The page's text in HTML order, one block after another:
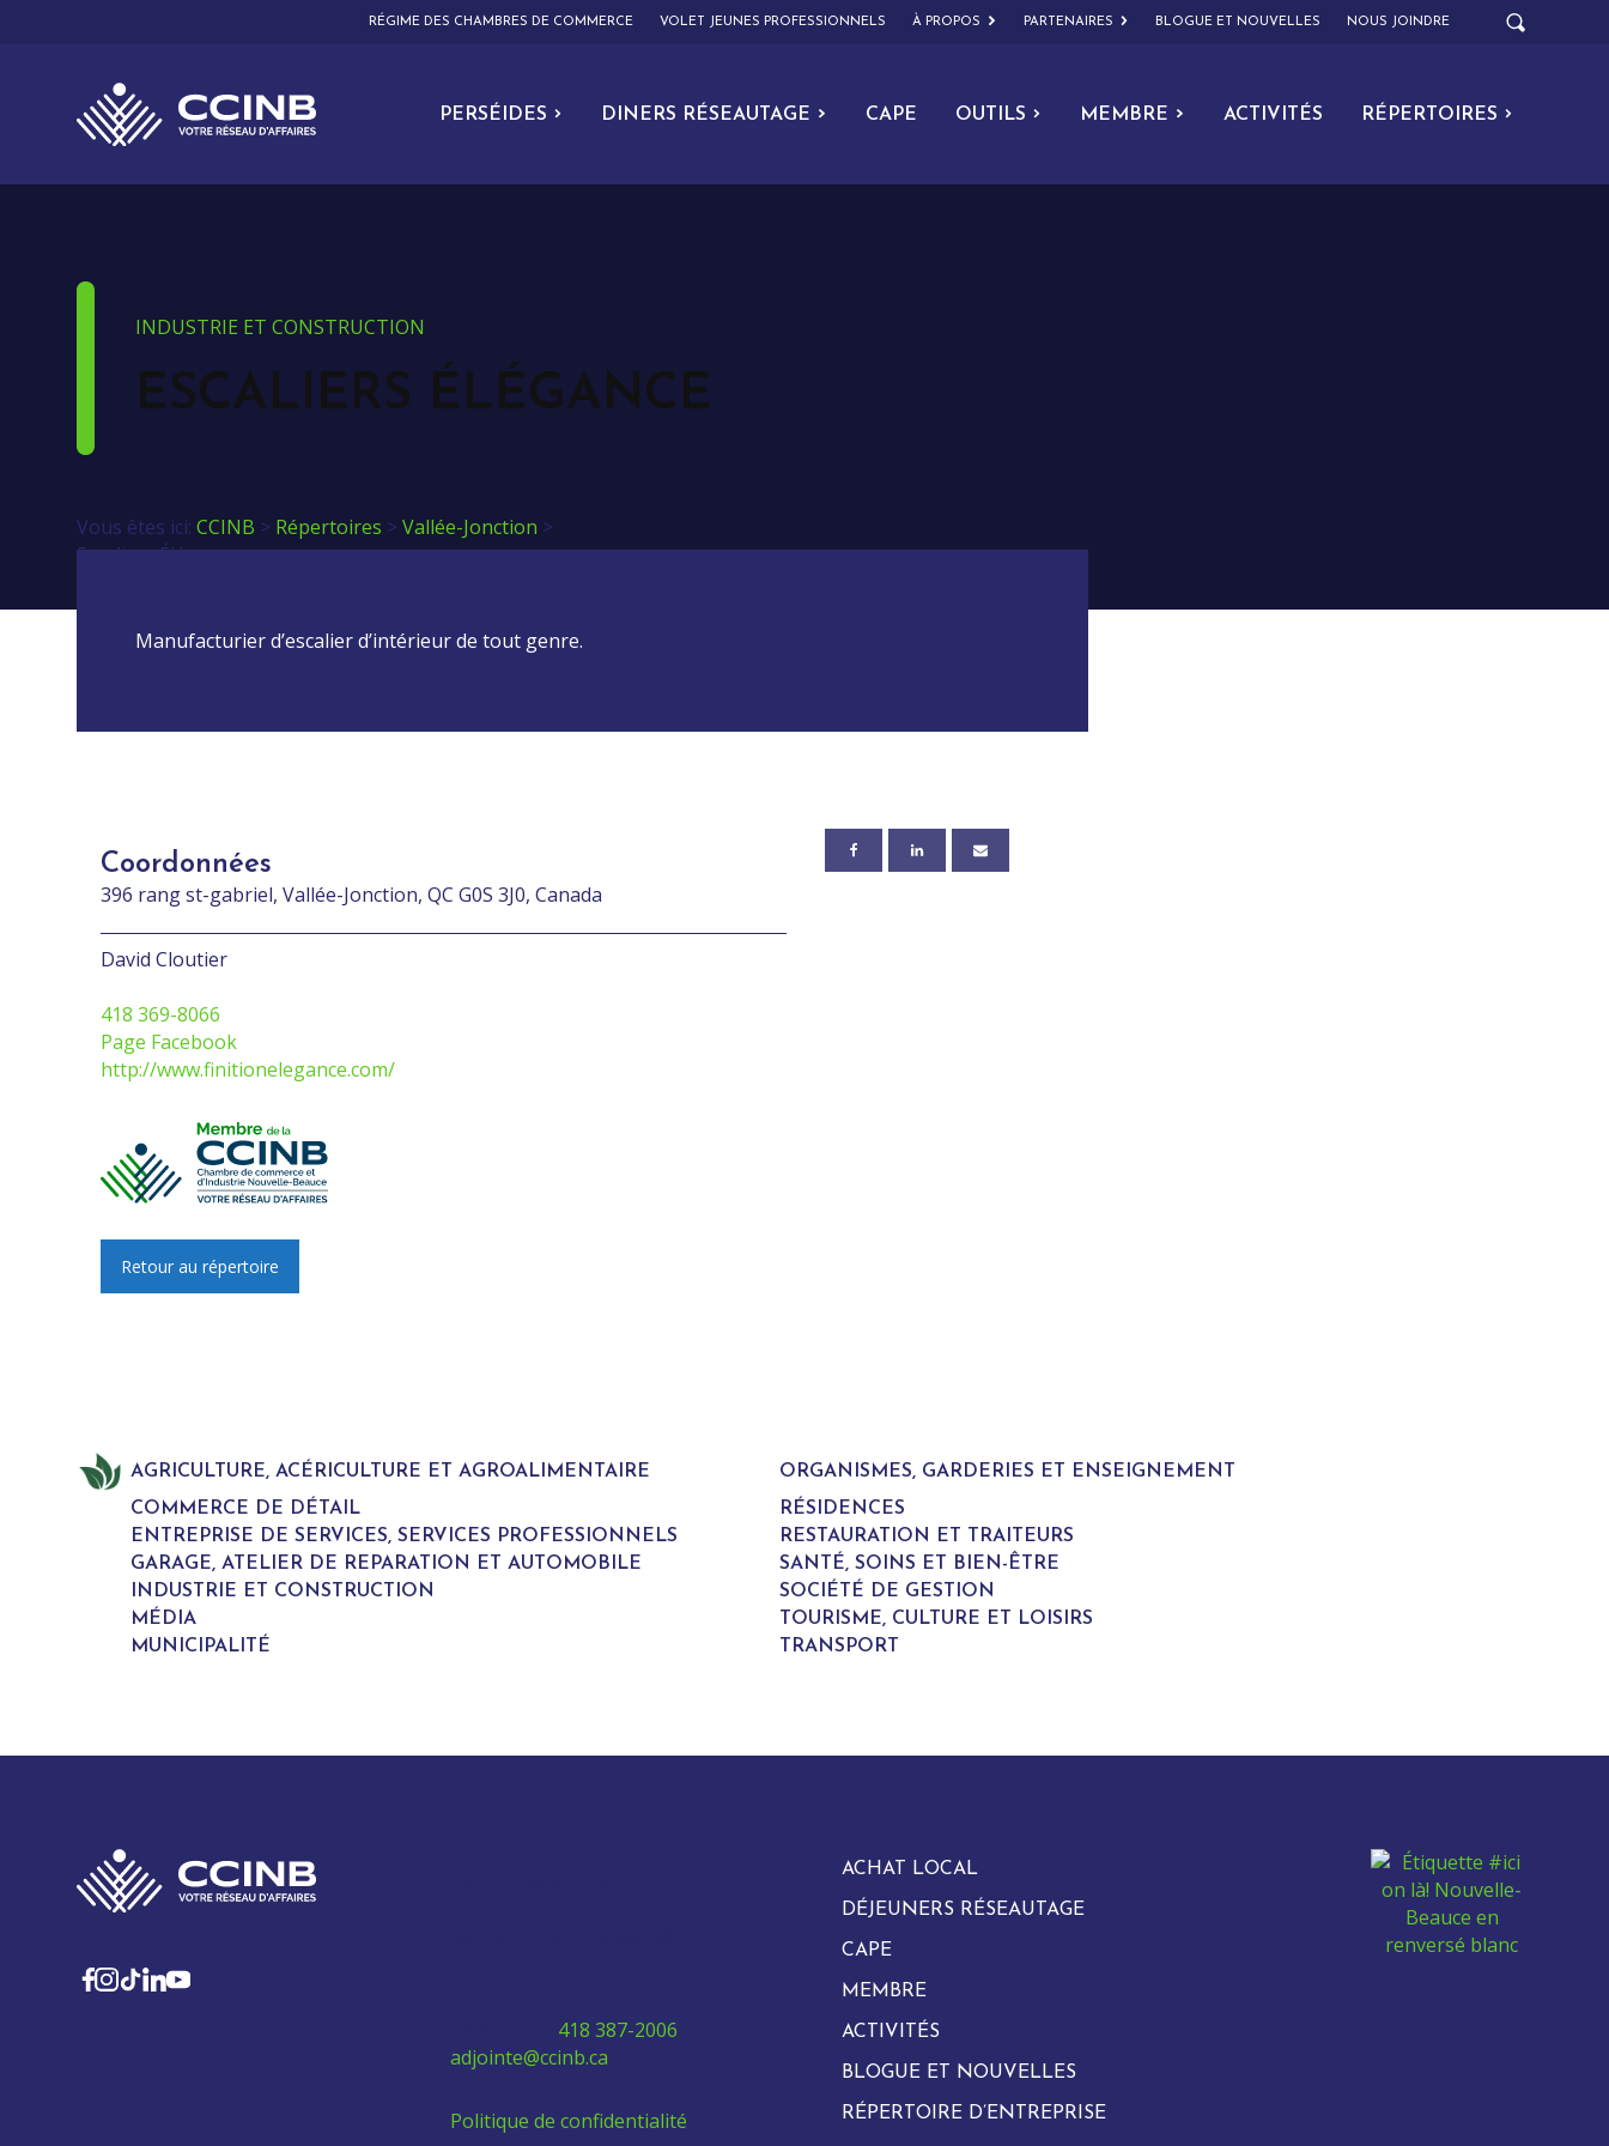
RÉGIME DES CHAMBRES DE COMMERCE VOLET JEUNES PROFESSIONNELS À PROPOS PARTENAIRES BLOGUE ET NOUVELLES NOUS JOINDRE
PERSÉIDES DINERS RÉSEAUTAGE CAPE OUTILS MEMBRE ACTIVITÉS RÉPERTOIRES
INDUSTRIE ET CONSTRUCTION
ESCALIERS ÉLÉGANCE
Vous êtes ici: CCINB > Répertoires > Vallée-Jonction >
Escaliers Élégance
Manufacturier d’escalier d’intérieur de tout genre.
Coordonnées
396 rang st-gabriel, Vallée-Jonction, QC G0S 3J0, Canada
David Cloutier
418 369-8066
Page Facebook
http://www.finitionelegance.com/
Retour au répertoire
AGRICULTURE, ACÉRICULTURE ET AGROALIMENTAIRE
ORGANISMES, GARDERIES ET ENSEIGNEMENT
COMMERCE DE DÉTAIL
RÉSIDENCES
ENTREPRISE DE SERVICES, SERVICES PROFESSIONNELS
RESTAURATION ET TRAITEURS
GARAGE, ATELIER DE REPARATION ET AUTOMOBILE
SANTÉ, SOINS ET BIEN-ÊTRE
INDUSTRIE ET CONSTRUCTION
SOCIÉTÉ DE GESTION
MÉDIA
TOURISME, CULTURE ET LOISIRS
MUNICIPALITÉ
TRANSPORT
418 387-2006
adjointe@ccinb.ca
Politique de confidentialité
ACHAT LOCAL
DÉJEUNERS RÉSEAUTAGE
CAPE
MEMBRE
ACTIVITÉS
BLOGUE ET NOUVELLES
RÉPERTOIRE D’ENTREPRISE